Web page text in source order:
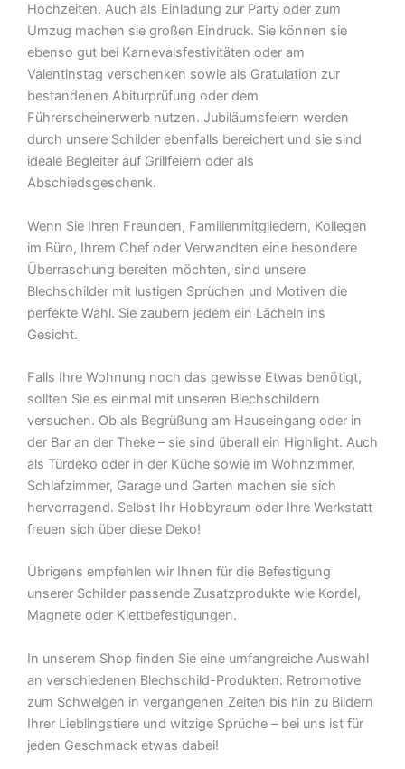
Hochzeiten. Auch als Einladung zur Party oder zum
Umzug machen sie großen Eindruck. Sie können sie
ebenso gut bei Karnevalsfestivitäten oder am
Valentinstag verschenken sowie als Gratulation zur
bestandenen Abiturprüfung oder dem
Führerscheinerwerb nutzen. Jubiläumsfeiern werden
durch unsere Schilder ebenfalls bereichert und sie sind
ideale Begleiter auf Grillfeiern oder als
Abschiedsgeschenk.
Wenn Sie Ihren Freunden, Familienmitgliedern, Kollegen
im Büro, Ihrem Chef oder Verwandten eine besondere
Überraschung bereiten möchten, sind unsere
Blechschilder mit lustigen Sprüchen und Motiven die
perfekte Wahl. Sie zaubern jedem ein Lächeln ins
Gesicht.
Falls Ihre Wohnung noch das gewisse Etwas benötigt,
sollten Sie es einmal mit unseren Blechschildern
versuchen. Ob als Begrüßung am Hauseingang oder in
der Bar an der Theke – sie sind überall ein Highlight. Auch
als Türdeko oder in der Küche sowie im Wohnzimmer,
Schlafzimmer, Garage und Garten machen sie sich
hervorragend. Selbst Ihr Hobbyraum oder Ihre Werkstatt
freuen sich über diese Deko!
Übrigens empfehlen wir Ihnen für die Befestigung
unserer Schilder passende Zusatzprodukte wie Kordel,
Magnete oder Klettbefestigungen.
In unserem Shop finden Sie eine umfangreiche Auswahl
an verschiedenen Blechschild-Produkten: Retromotive
zum Schwelgen in vergangenen Zeiten bis hin zu Bildern
Ihrer Lieblingstiere und witzige Sprüche – bei uns ist für
jeden Geschmack etwas dabei!